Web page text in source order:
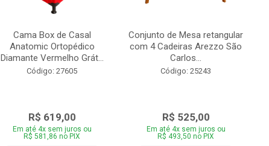
Cama Box de Casal
Anatomic Ortopédico
Diamante Vermelho Grát...
Código: 27605
R$ 619,00
Em até 4x sem juros ou
R$ 581,86 no PIX
Conjunto de Mesa retangular
com 4 Cadeiras Arezzo São
Carlos...
Código: 25243
R$ 525,00
Em até 4x sem juros ou
R$ 493,50 no PIX